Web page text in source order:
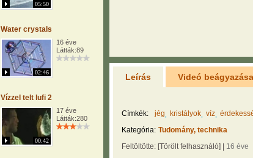
05:50
Water crystals
02:46
16 éve
Látták:89
Vízzel telt lufi 2
00:42
17 éve
Látták:280
Leírás Videó beágyazása
Címkék: jég kristályok víz
Kategória: Tudomány, technika
Feltöltötte: [Törölt felhasználó]
16 éve